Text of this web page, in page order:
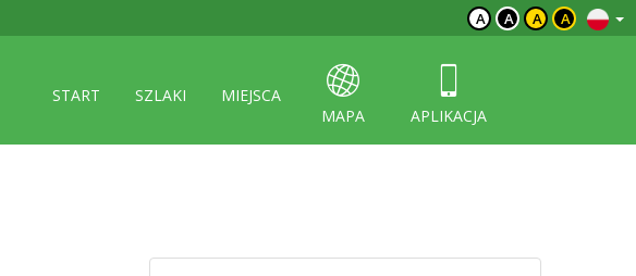
A A A A
START SZLAKI
MIEJSCA
MAPA
APLIKACJA